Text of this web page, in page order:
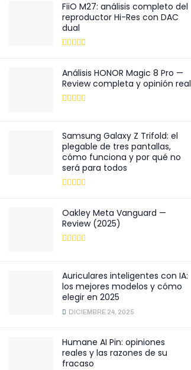
FiiO M27: análisis completo del
reproductor Hi-Res con DAC
dual
Análisis HONOR Magic 8 Pro —
Review completa y opinión real
Samsung Galaxy Z Trifold: el
plegable de tres pantallas,
cómo funciona y por qué no
será para todos
Oakley Meta Vanguard —
Review (2025)
Auriculares inteligentes con IA:
los mejores modelos y cómo
elegir en 2025
DICIEMBRE 24, 2025
Humane AI Pin: opiniones
reales y las razones de su
fracaso